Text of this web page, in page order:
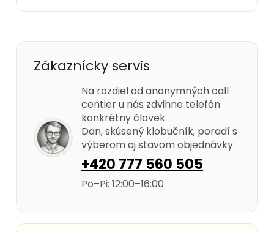
Zákaznícky servis
Na rozdiel od anonymných call
centier u nás zdvihne telefón
konkrétny človek.
Dan, skúsený klobučník, poradí s
výberom aj stavom objednávky.
+420 777 560 505
Po–Pi: 12:00–16:00